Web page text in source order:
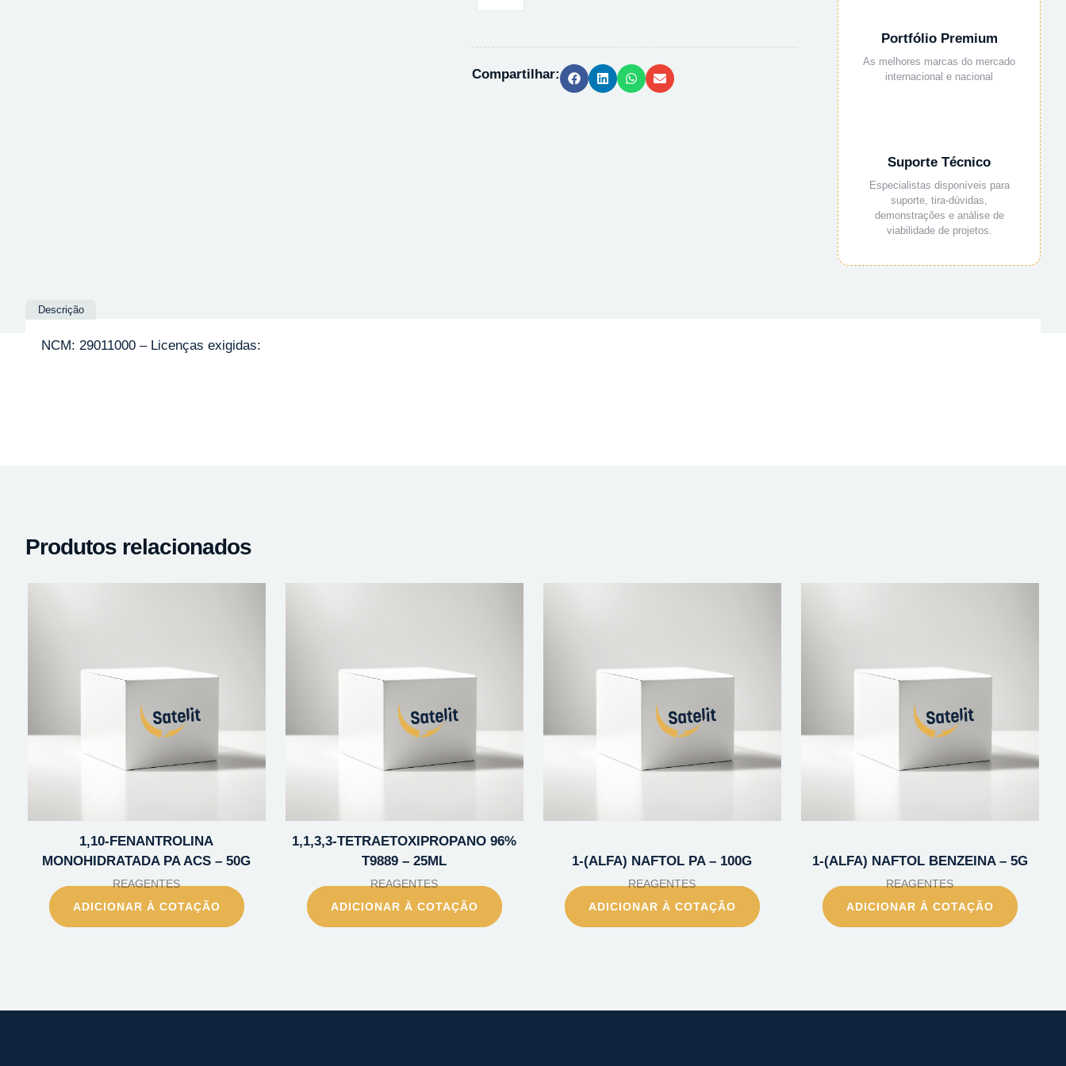
HEXANO
ACS
99%
Compartilhar:
Portfólio Premium
As melhores marcas do mercado
internacional e nacional
Suporte Técnico
Especialistas disponíveis para
suporte, tira-dúvidas,
demonstrações e análise de
viabilidade de projetos.
Descrição
NCM: 29011000 – Licenças exigidas:
Produtos relacionados
1,10-FENANTROLINA
MONOHIDRATADA PA ACS – 50G
REAGENTES
ADICIONAR À COTAÇÃO
1,1,3,3-TETRAETOXIPROPANO 96%
T9889 – 25ML
REAGENTES
ADICIONAR À COTAÇÃO
1-(ALFA) NAFTOL PA – 100G
REAGENTES
ADICIONAR À COTAÇÃO
1-(ALFA) NAFTOL BENZEINA – 5G
REAGENTES
ADICIONAR À COTAÇÃO